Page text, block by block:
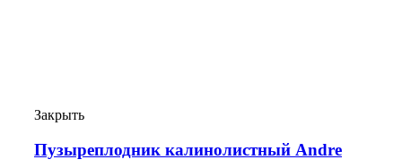
Закрыть
Пузыреплодник калинолистный Andre